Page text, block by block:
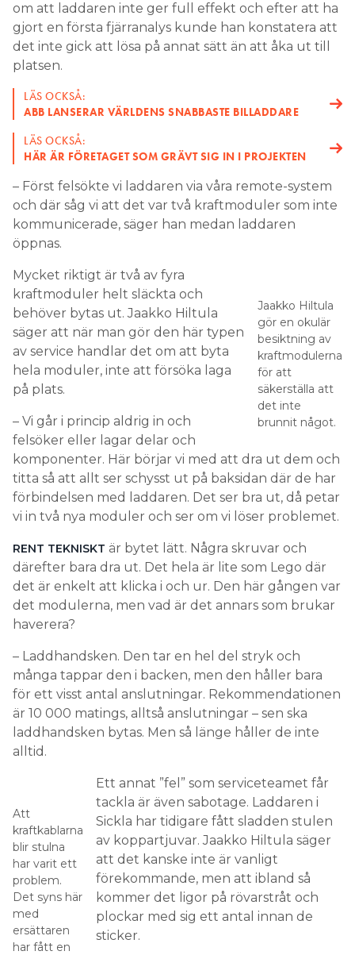
om att laddaren inte ger full effekt och efter att ha
gjort en första fjärranalys kunde han konstatera att
det inte gick att lösa på annat sätt än att åka ut till
platsen.
LÄS OCKSÅ:
ABB LANSERAR VÄRLDENS SNABBASTE BILLADDARE
LÄS OCKSÅ:
HÄR ÄR FÖRETAGET SOM GRÄVT SIG IN I PROJEKTEN
– Först felsökte vi laddaren via våra remote-system
och där såg vi att det var två kraftmoduler som inte
kommunicerade, säger han medan laddaren
öppnas.
Jaakko Hiltula
gör en okulär
besiktning av
kraftmodulerna
för att
säkerställa att
det inte
brunnit något.
Mycket riktigt är två av fyra
kraftmoduler helt släckta och
behöver bytas ut. Jaakko Hiltula
säger att när man gör den här typen
av service handlar det om att byta
hela moduler, inte att försöka laga
på plats.
– Vi går i princip aldrig in och
felsöker eller lagar delar och
komponenter. Här börjar vi med att dra ut dem och
titta så att allt ser schysst ut på baksidan där de har
förbindelsen med laddaren. Det ser bra ut, då petar
vi in två nya moduler och ser om vi löser problemet.
RENT TEKNISKT är bytet lätt. Några skruvar och
därefter bara dra ut. Det hela är lite som Lego där
det är enkelt att klicka i och ur. Den här gången var
det modulerna, men vad är det annars som brukar
haverera?
– Laddhandsken. Den tar en hel del stryk och
många tappar den i backen, men den håller bara
för ett visst antal anslutningar. Rekommendationen
är 10 000 matings, alltså anslutningar – sen ska
laddhandsken bytas. Men så länge håller de inte
alltid.
Att
kraftkablarna
blir stulna
har varit ett
problem.
Det syns här
med
ersättaren
har fått en
Ett annat ”fel” som serviceteamet får
tackla är även sabotage. Laddaren i
Sickla har tidigare fått sladden stulen
av koppartjuvar. Jaakko Hiltula säger
att det kanske inte är vanligt
förekommande, men att ibland så
kommer det ligor på rövarstråt och
plockar med sig ett antal innan de
sticker.